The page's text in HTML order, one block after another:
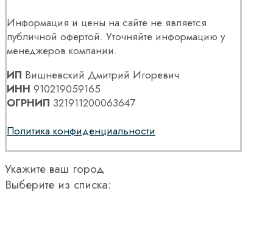
Информация и цены на сайте не является
публичной офертой. Уточняйте информацию у
менеджеров компании.
ИП Вишневский Дмитрий Игоревич
ИНН 910219059165
ОГРНИП 321911200063647
Политика конфиденциальности
Укажите ваш город
Выберите из списка: